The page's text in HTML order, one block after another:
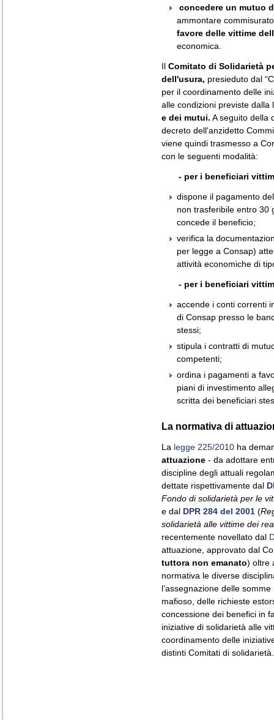
concedere un mutuo
ammontare
favore delle vittime
economica.
Il Comitato di Solidarietà
dell'usura, presieduto dal
per il coordinamento delle
alle condizioni previste dalla
e dei mutui. A seguito della
decreto dell'anzidetto
viene quindi trasmesso a
con le seguenti modalità:
- per i beneficiari
dispone il pagamento
non trasferibile entro 30
concede il beneficio;
verifica la
per legge a Consap)
attività economiche di
- per i beneficiari
accende i conti correnti
di Consap presso le
stessi;
stipula i contratti di
competenti;
ordina i pagamenti a
piani di investimento
scritta dei beneficiari
La normativa di
La legge 225/2010 ha
attuazione - da adottare
discipline degli attuali
dettate rispettivamente dal
Fondo di solidarietà per le
e dal DPR 284 del 2001 (
solidarietà alle vittime dei
recentemente novellato dal
attuazione, approvato dal
tuttora non emanato) oltre
normativa le diverse
l’assegnazione delle
mafioso, delle richieste
concessione dei benefici in
iniziative di solidarietà alle
coordinamento delle
distinti Comitati di solidarietà.